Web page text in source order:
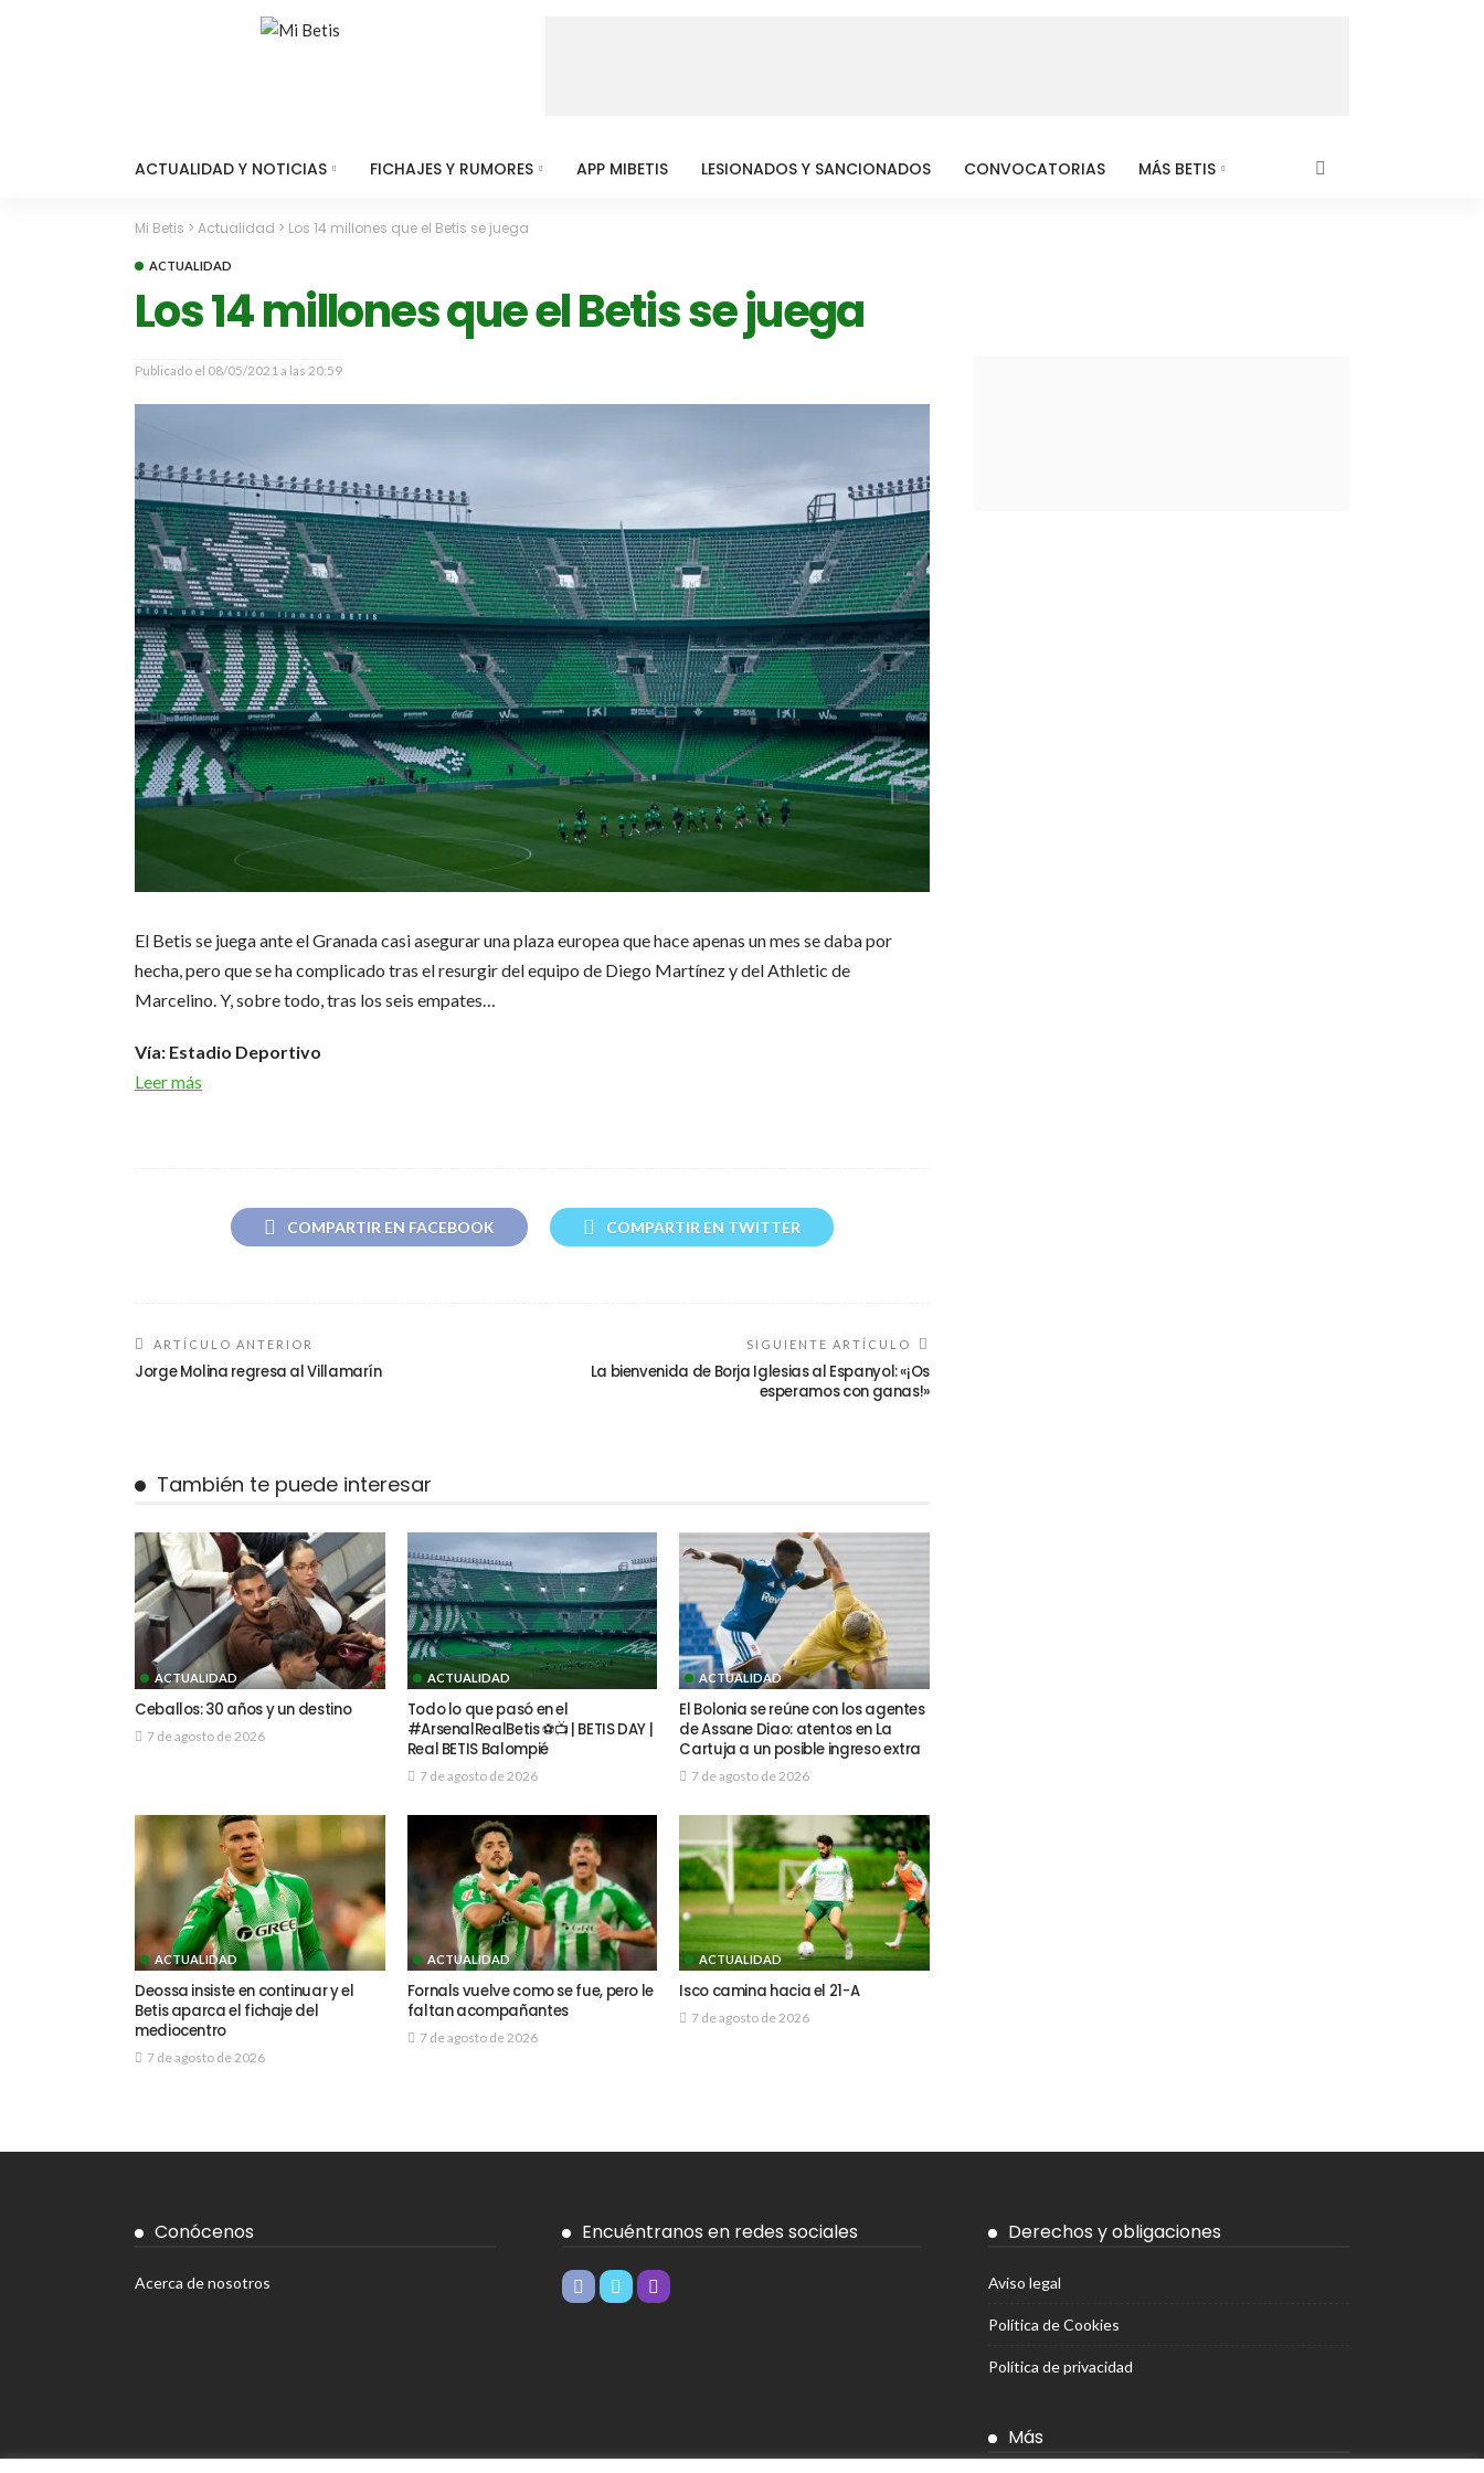
ACTUALIDAD Y NOTICIAS FICHAJES Y RUMORES APP MIBETIS LESIONADOS Y SANCIONADOS CONVOCATORIAS MÁS BETIS
Mi Betis > Actualidad > Los 14 millones que el Betis se juega
ACTUALIDAD
Los 14 millones que el Betis se juega
Publicado el 08/05/2021 a las 20:59
El Betis se juega ante el Granada casi asegurar una plaza europea que hace apenas un mes se daba por
hecha, pero que se ha complicado tras el resurgir del equipo de Diego Martínez y del Athletic de
Marcelino. Y, sobre todo, tras los seis empates…
Vía: Estadio Deportivo
Leer más
COMPARTIR EN FACEBOOK COMPARTIR EN TWITTER
ARTÍCULO ANTERIOR
Jorge Molina regresa al Villamarín
SIGUIENTE ARTÍCULO
La bienvenida de Borja Iglesias al Espanyol: «¡Os
esperamos con ganas!»
También te puede interesar
ACTUALIDAD
Ceballos: 30 años y un destino
7 de agosto de 2026
ACTUALIDAD
Todo lo que pasó en el
#ArsenalRealBetis ⚽📺 | BETIS DAY |
Real BETIS Balompié
7 de agosto de 2026
ACTUALIDAD
El Bolonia se reúne con los agentes
de Assane Diao: atentos en La
Cartuja a un posible ingreso extra
7 de agosto de 2026
ACTUALIDAD
Deossa insiste en continuar y el
Betis aparca el fichaje del
mediocentro
7 de agosto de 2026
ACTUALIDAD
Fornals vuelve como se fue, pero le
faltan acompañantes
7 de agosto de 2026
ACTUALIDAD
Isco camina hacia el 21-A
7 de agosto de 2026
Conócenos
Acerca de nosotros
Encuéntranos en redes sociales Derechos y obligaciones
Aviso legal
Política de Cookies
Política de privacidad
Más